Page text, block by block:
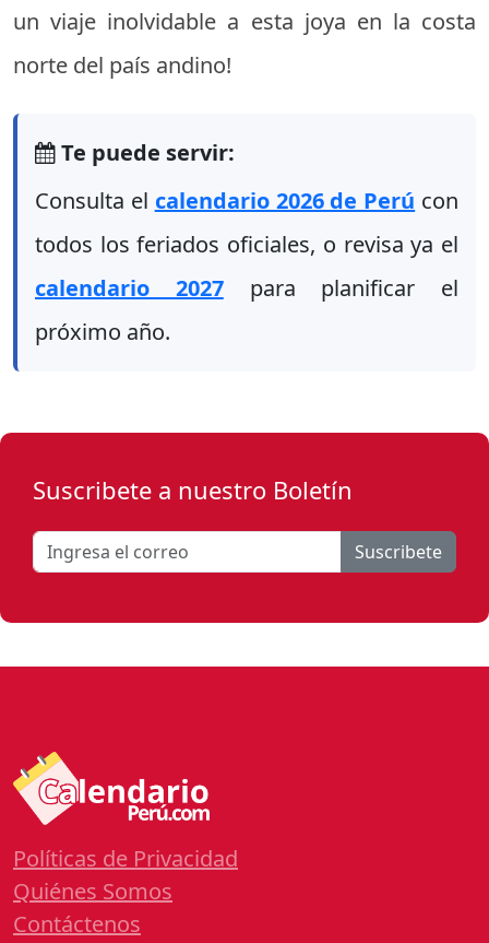
un viaje inolvidable a esta joya en la costa
norte del país andino!
Te puede servir:
Consulta el calendario 2026 de Perú con
todos los feriados oficiales, o revisa ya el
calendario 2027para planificar el
próximo año.
Suscribete a nuestro Boletín
Suscribete
Políticas de Privacidad
Quiénes Somos
Contáctenos